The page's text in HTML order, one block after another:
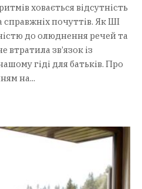
ховається відсутність
почуттів. Як ШІ
до олюднення речей та
зв’язок із
гіді для батьків. Про
на...